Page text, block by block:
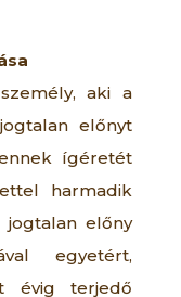
aki a
előnyt
ígéretét
harmadik
előny
egyetért,
évig terjedő